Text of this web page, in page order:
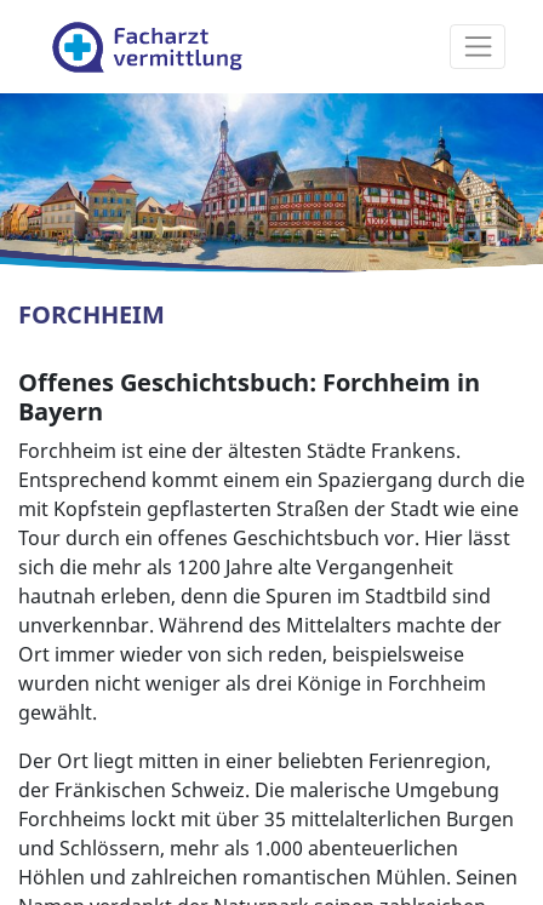
Facharztvermittlung
FORCHHEIM
Offenes Geschichtsbuch: Forchheim in
Bayern
Forchheim ist eine der ältesten Städte Frankens.
Entsprechend kommt einem ein Spaziergang durch die
mit Kopfstein gepflasterten Straßen der Stadt wie eine
Tour durch ein offenes Geschichtsbuch vor. Hier lässt
sich die mehr als 1200 Jahre alte Vergangenheit
hautnah erleben, denn die Spuren im Stadtbild sind
unverkennbar. Während des Mittelalters machte der
Ort immer wieder von sich reden, beispielsweise
wurden nicht weniger als drei Könige in Forchheim
gewählt.
Der Ort liegt mitten in einer beliebten Ferienregion,
der Fränkischen Schweiz. Die malerische Umgebung
Forchheims lockt mit über 35 mittelalterlichen Burgen
und Schlössern, mehr als 1.000 abenteuerlichen
Höhlen und zahlreichen romantischen Mühlen. Seinen